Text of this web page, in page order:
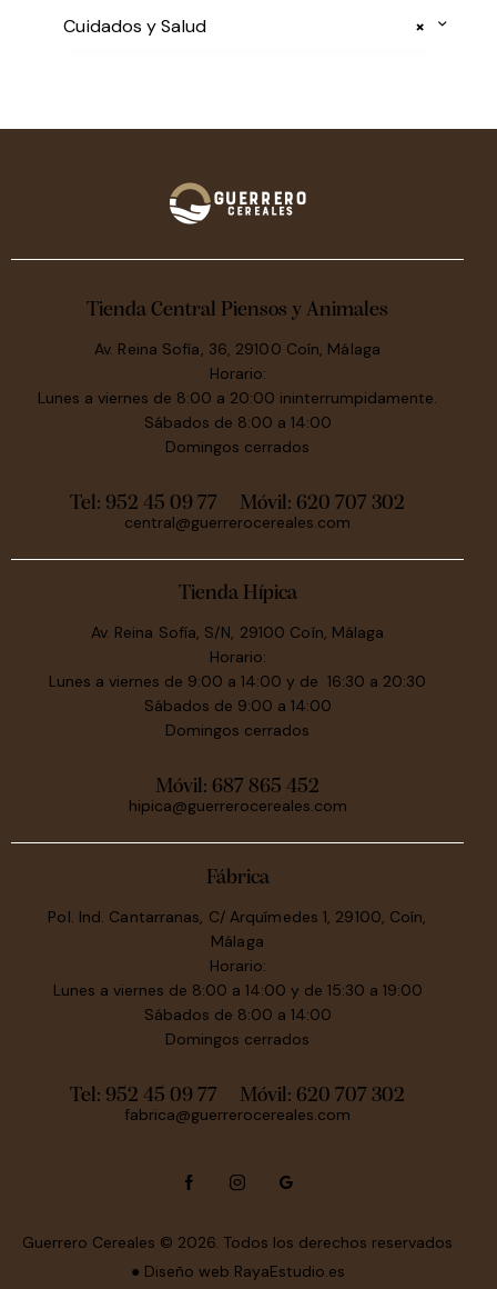
×
Cuidados y Salud
Tienda Central Piensos y Animales
Av. Reina Sofía, 36, 29100 Coín, Málaga
Horario:
Lunes a viernes de 8:00 a 20:00 ininterrumpidamente.
Sábados de 8:00 a 14:00
Domingos cerrados
Tel: 952 45 09 77 Móvil: 620 707 302
central@guerrerocereales.com
Tienda Hípica
Av. Reina Sofía, S/N, 29100 Coín, Málaga
Horario:
Lunes a viernes de 9:00 a 14:00 y de 16:30 a 20:30
Sábados de 9:00 a 14:00
Domingos cerrados
Móvil: 687 865 452
hipica@guerrerocereales.com
Fábrica
Pol. Ind. Cantarranas, C/ Arquímedes 1, 29100, Coín,
Málaga
Horario:
Lunes a viernes de 8:00 a 14:00 y de 15:30 a 19:00
Sábados de 8:00 a 14:00
Domingos cerrados
Tel: 952 45 09 77 Móvil: 620 707 302
fabrica@guerrerocereales.com
Guerrero Cereales © 2026. Todos los derechos reservados
● Diseño web RayaEstudio.es